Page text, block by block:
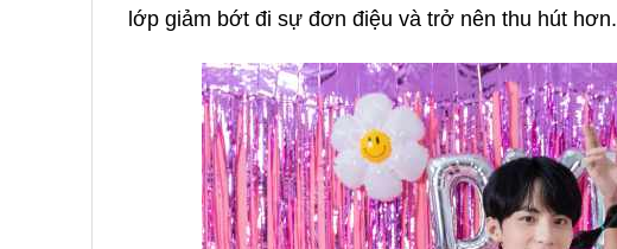
lớp giảm bớt đi sự đơn điệu và trở nên thu hút hơn.